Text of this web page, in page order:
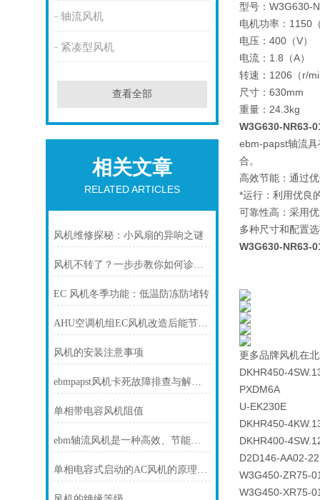
轴流风机
紧凑型风机
查看全部
相关文章
RELATED ARTICLES
风机维修探秘：小风扇的异响之谜
风机不转了？一步步教你如何诊断故障
EC 风机冬季功能：低温防冻防堵转
AHU空调机组EC风机改造后能节电多少？
风机的安装注意事项
ebmpapst风机卡死故障排查与解决方法
单相带电容风机阻值
ebm轴流风机是一种高效、节能和可靠的风动设备
单相电容式启动的AC风机的原理和接线方式
型号：W3G630-
电机功率：1150
电压：400（V）
电流：1.8（A）
转速：1206（r/
尺寸：630mm
重量：24.3kg
W3G630-NR63-
ebm-papst轴流
合。
高效节能：通过
*运行：利用优良
可靠性高：采用
多种尺寸和配置
W3G630-NR63-
更多品牌风机在
DKHR450-
PXDM6A
U-EK230E
DKHR450-
DKHR400-
D2D146-AA02-22
W3G450-ZR75-
W3G450-XR75-